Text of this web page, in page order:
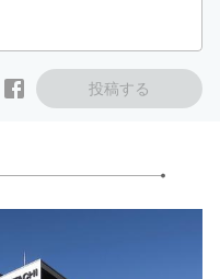
投稿する